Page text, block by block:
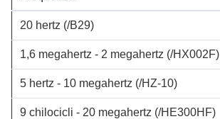
20 hertz (/B29)
1,6 megahertz - 2 megahertz (/HX002F)
5 hertz - 10 megahertz (/HZ-10)
9 chilocicli - 20 megahertz (/HE300HF)